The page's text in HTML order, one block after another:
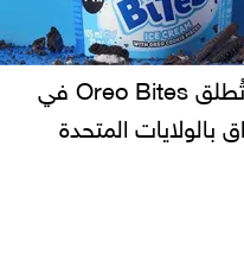
KFC تطلق نكهة الكراميل المملح
وتثير ضجة عالمية